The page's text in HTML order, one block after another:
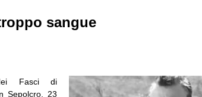
sangue
Fasci di
Sepolcro, 23